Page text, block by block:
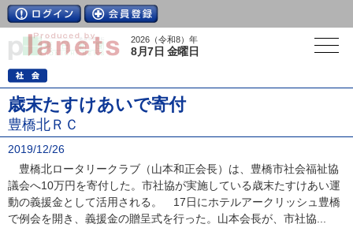
2026（令和8）年
8月7日 金曜日
歳末たすけあいで寄付
豊橋北ＲＣ
2019/12/26
豊橋北ロータリークラブ（山本和正会長）は、豊橋市社会福祉協
議会へ10万円を寄付した。市社協が実施している歳末たすけあい運
動の義援金として活用される。 17日にホテルアークリッシュ豊橋
で例会を開き、義援金の贈呈式を行った。山本会長が、市社協...